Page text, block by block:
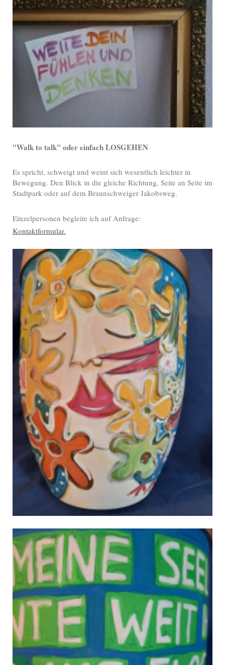
"Walk to talk" oder einfach LOSGEHEN
Es spricht, schweigt und weint sich wesentlich leichter in
Bewegung. Den Blick in die gleiche Richtung, Seite an Seite im
Stadtpark oder auf dem Braunschweiger Jakobsweg.
Einzelpersonen begleite ich auf Anfrage:
Kontaktformular.